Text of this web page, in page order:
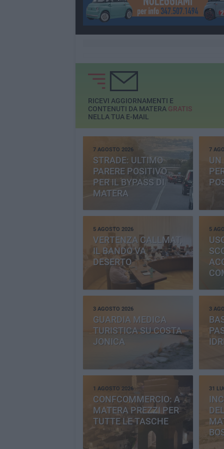
RICEVI AGGIORNAMENTI E
CONTENUTI DA MATERA GRATIS
NELLA TUA E-MAIL
7 AGOSTO 2026
STRADE: ULTIMO
PARERE POSITIVO
PER IL BYPASS DI
MATERA
7
UN
5 AGOSTO 2026
VERTENZA CALLMAT,
IL BANDO VA
DESERTO
5
3 AGOSTO 2026
GUARDIA MEDICA
TURISTICA SU COSTA
JONICA
3
1 AGOSTO 2026
CONFCOMMERCIO: A
MATERA PREZZI PER
TUTTE LE TASCHE
31